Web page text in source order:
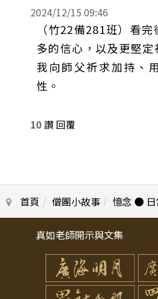
2024/12/15 09:46
（竹22備281班）看
多的信心，以及更堅
我向師父祈求加持、
性。
10 讚 回覆
首頁 僧團小故事 憶念 ● 日
真如老師開示與文集